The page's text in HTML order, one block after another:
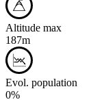
Altitude max
187m
Evol. population
0%